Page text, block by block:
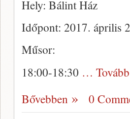
Hely: Bálint Ház
Időpont: 2017. április
Műsor:
18:00-18:30 …
Bővebben
0